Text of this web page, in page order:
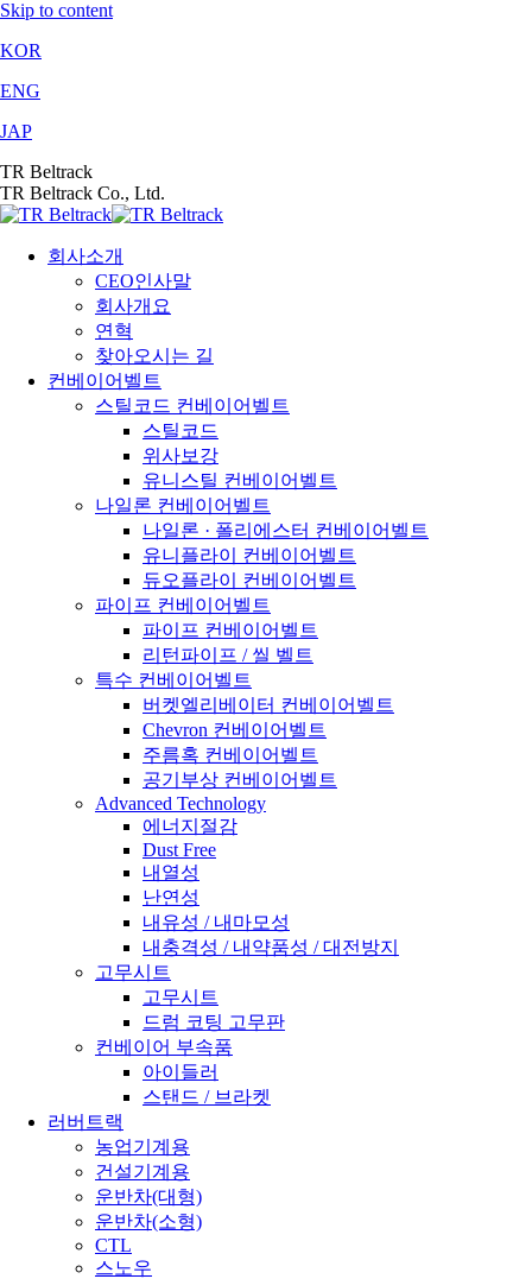
Skip to content
KOR
ENG
JAP
TR Beltrack
TR Beltrack Co., Ltd.
회사소개
CEO인사말
회사개요
연혁
찾아오시는 길
컨베이어벨트
스틸코드 컨베이어벨트
스틸코드
위사보강
유니스틸 컨베이어벨트
나일론 컨베이어벨트
나일론 · 폴리에스터 컨베이어벨트
유니플라이 컨베이어벨트
듀오플라이 컨베이어벨트
파이프 컨베이어벨트
파이프 컨베이어벨트
리턴파이프 / 씰 벨트
특수 컨베이어벨트
버켓엘리베이터 컨베이어벨트
Chevron 컨베이어벨트
주름혹 컨베이어벨트
공기부상 컨베이어벨트
Advanced Technology
에너지절감
Dust Free
내열성
난연성
내유성 / 내마모성
내충격성 / 내약품성 / 대전방지
고무시트
고무시트
드럼 코팅 고무판
컨베이어 부속품
아이들러
스탠드 / 브라켓
러버트랙
농업기계용
건설기계용
운반차(대형)
운반차(소형)
CTL
스노우